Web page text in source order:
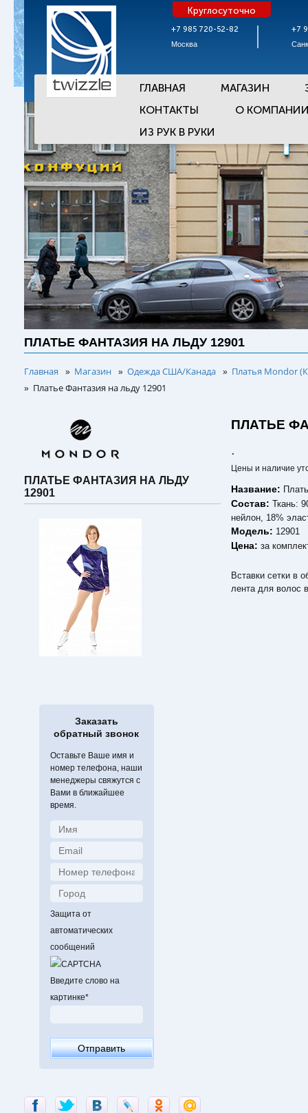
+7 985 720-52-82
Москва
Круглосуточно
+7
ГЛАВНАЯ МАГАЗИН
КОНТАКТЫ
О
ИЗ РУК В РУКИ
ПЛАТЬЕ ФАНТАЗИЯ НА ЛЬДУ 12901
Главная » Магазин » Одежда США/Канада » Платья Mondor
» Платье Фантазия на льду 12901
ПЛАТЬЕ ФАНТАЗИЯ НА ЛЬДУ
12901
Заказать
обратный звонок
Оставьте Ваше имя и
номер телефона, наши
менеджеры свяжутся с
Вами в ближайшее
время.
Защита от
автоматических
сообщений
Введите слово на
картинке*
ПЛАТЬЕ
.
Цены и наличие
Название:
Состав:Ткань:
нейлон, 18%
Модель: 12901
Цена:за
Вставки сетки в
лента для волос